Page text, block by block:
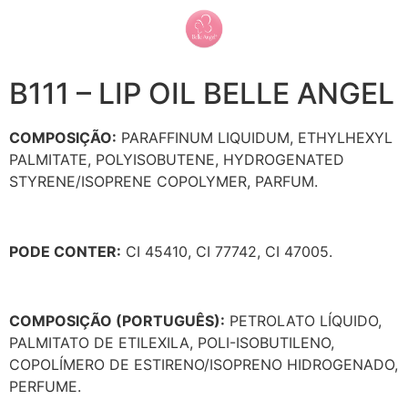
B111 – LIP OIL BELLE ANGEL
COMPOSIÇÃO: PARAFFINUM LIQUIDUM, ETHYLHEXYL
PALMITATE, POLYISOBUTENE, HYDROGENATED
STYRENE/ISOPRENE COPOLYMER, PARFUM.
PODE CONTER: CI 45410, CI 77742, CI 47005.
COMPOSIÇÃO (PORTUGUÊS): PETROLATO LÍQUIDO,
PALMITATO DE ETILEXILA, POLI-ISOBUTILENO,
COPOLÍMERO DE ESTIRENO/ISOPRENO HIDROGENADO,
PERFUME.